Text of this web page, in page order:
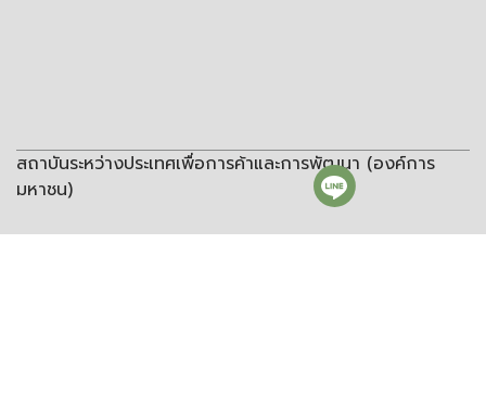
สถาบันระหว่างประเทศเพื่อการค้าและการพัฒนา (องค์การ
มหาชน)